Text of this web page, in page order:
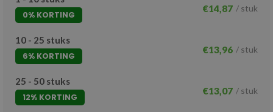
0% KORTING
€14,87 / stuk
10 - 25 stuks
6% KORTING
€13,96 / stuk
25 - 50 stuks
12% KORTING
€13,07 / stuk